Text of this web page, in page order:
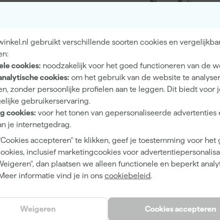
gebruikt verschillende soorten cookies en
cookies: noodzakelijk voor het goed functioneren van de
cookies: om het gebruik van de website te
zonder persoonlijke profielen aan te leggen. Dit biedt voor
gebruikerservaring.
cookies: voor het tonen van gepersonaliseerde advertenties
je internetgedrag.
accepteren" te klikken, geef je toestemming voor het
inclusief marketingcookies voor
dan plaatsen we alleen functionele en beperkt
informatie vind je in ons cookiebeleid.
Cookies accepteren
Weigeren
Binnen, Buiten
Hoogglans
Dekkend
4 h
Waterbasis (acryl)